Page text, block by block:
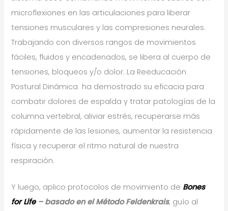
microflexiones en las articulaciones para liberar
tensiones musculares y las compresiones neurales.
Trabajando con diversos rangos de movimientos
fáciles, fluidos y encadenados, se libera al cuerpo de
tensiones, bloqueos y/o dolor. La Reeducación
Postural Dinámica ha demostrado su eficacia para
combatir dolores de espalda y tratar patologías de la
columna vertebral, aliviar estrés, recuperarse más
rápidamente de las lesiones, aumentar la resistencia
física y recuperar el ritmo natural de nuestra
respiración.
Y luego, aplico protocolos de movimiento de Bones
for Life– basado en el Método Feldenkrais, guío al